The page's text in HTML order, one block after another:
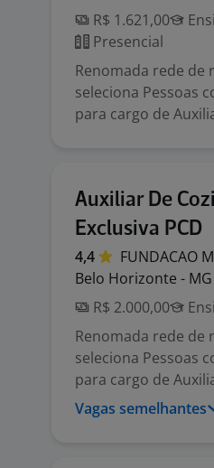
R$ 1.621,00
Presencial
Renomada rede de
seleciona Pessoas
para cargo de
Auxiliar De
Exclusiva PCD
4,4 FUNDACAO
Belo Horizonte - MG
R$ 2.000,00
Renomada rede
seleciona Pessoas
para cargo de
Vagas semelhantes